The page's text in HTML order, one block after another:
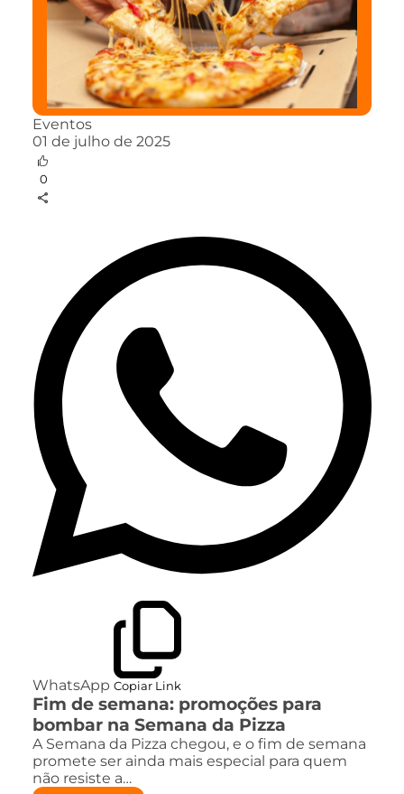
Eventos
01 de julho de 2025
0
WhatsApp Copiar Link
Fim de semana: promoções para
bombar na Semana da Pizza
A Semana da Pizza chegou, e o fim de semana
promete ser ainda mais especial para quem
não resiste a…